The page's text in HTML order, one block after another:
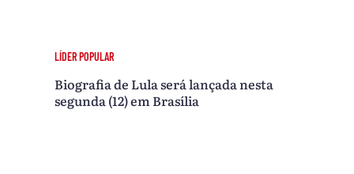
LÍDER POPULAR
Biografia de Lula será lançada nesta
segunda (12) em Brasília